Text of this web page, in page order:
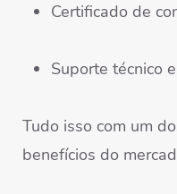
Certificado de
Suporte técnico
Tudo isso com um
benefícios do